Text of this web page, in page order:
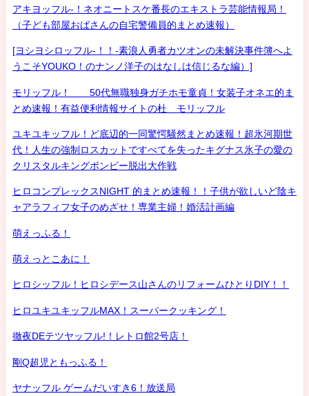
アキヨッフル-！ネオニートスケ番長のエキストラ芸能情報局！
（子ども部屋おばさんの自宅警備員的まとめ速報）
[ヨシヨシロッフル-！！-素浪人勇者カツオンの未解決事件簿へよ
うこそYOUKO！のナンノ洋子のはなしは信じるな編）]
モリッフル！ 50代無職独身ガチホモ童貞！女装子オネエ的ま
とめ速報！有益便利情報サイトの杜 モリッフル
ユキユキッフル！ど底辺的一同驚愕騒然まとめ速報！超氷河期世
代！人生の強制ロスカットですべてを失ったキグナス氷子の愛の
クリスタルキングボンビー脱出大作戦
ヒロコンプレックスNIGHT 的まとめ速報！！子供が欲しいど陰キ
ャアラフィフ女子のめざせ！専業主婦！婚活計画編
萌えっふる！
萌えっとこあに！
ヒロシッフル！ヒロシデース山さんのリフォームひとりDIY！！
ヒロユキユキッフルMAX！スーパークッキング！
徹夜DEテツヤッフル!！レトロ館2号店！
剛Q超児ともっふる！
ヤナッフル ゲームだいすき6！放送局